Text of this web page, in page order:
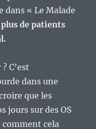
dans « Le Malade
de patients
? C’est
dans une
que les
jours sur des OS
comment cela